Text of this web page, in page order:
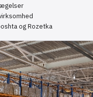
og Rozetka